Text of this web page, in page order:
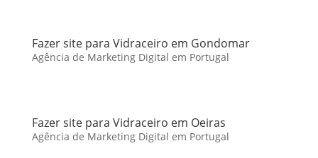
Fazer site para Vidraceiro em Gondomar
Agência de Marketing Digital em Portugal
Fazer site para Vidraceiro em Oeiras
Agência de Marketing Digital em Portugal